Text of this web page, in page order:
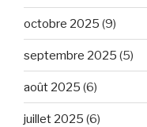
octobre 2025 (9)
septembre 2025 (5)
août 2025 (6)
juillet 2025 (6)